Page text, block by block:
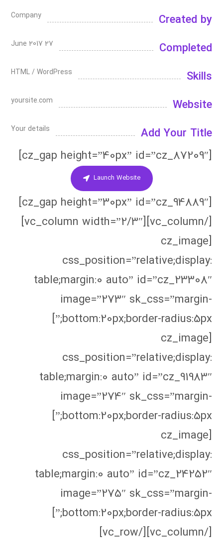
Created by
Company
Completed
27 June 2017
Skills
HTML / WordPress
Website
yoursite.com
Add Your Title
Your details
[cz_gap height=”40px” id=”cz_87209″]
Launch Website
[cz_gap height=”30px” id=”cz_94889″]
[/vc_column][vc_column width=”2/3″]
[cz_image
css_position=”relative;display:
table;margin:0 auto” id=”cz_23308″
image=”273″ sk_css=”margin-
bottom:20px;border-radius:5px;”]
[cz_image
css_position=”relative;display:
table;margin:0 auto” id=”cz_91983″
image=”274″ sk_css=”margin-
bottom:20px;border-radius:5px;”]
[cz_image
css_position=”relative;display:
table;margin:0 auto” id=”cz_24252″
image=”275″ sk_css=”margin-
bottom:20px;border-radius:5px;”]
[/vc_column][/vc_row]